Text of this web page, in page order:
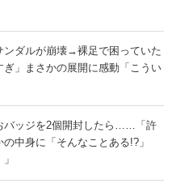
ンダルが崩壊→裸足で困っていた
」まさかの展開に感動「こうい
バッジを2個開封したら……「許
中身に「そんなことある!?」